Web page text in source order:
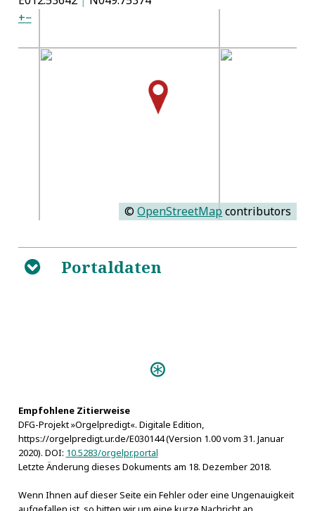
+−
©OpenStreetMap contributors
B Portaldaten
Empfohlene Zitierweise
DFG-Projekt »Orgelpredigt«. Digitale Edition,
https://orgelpredigt.ur.de/E030144 (Version 1.00 vom 31. Januar
2020). DOI: 10.5283/orgelpr.portal
Letzte Änderung dieses Dokuments am 18. Dezember 2018.
Wenn Ihnen auf dieser Seite ein Fehler oder eine Ungenauigkeit